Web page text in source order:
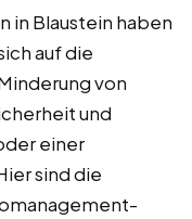
in Blaustein haben
auf die
von
und
einer
sind die